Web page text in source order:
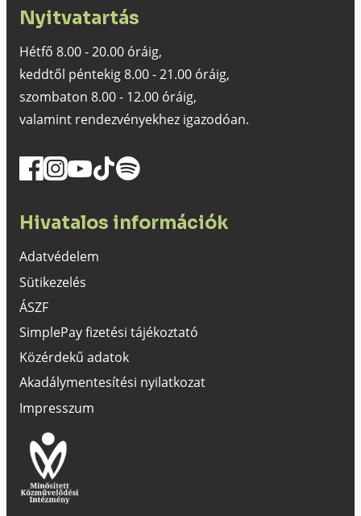
Nyitvatartás
Hétfő 8.00 - 20.00 óráig,
keddtől péntekig 8.00 - 21.00 óráig,
szombaton 8.00 - 12.00 óráig,
valamint rendezvényekhez igazodóan.
Hivatalos információk
Adatvédelem
Sütikezelés
ÁSZF
SimplePay fizetési tájékoztató
Közérdekű adatok
Akadálymentesítési nyilatkozat
Impresszum